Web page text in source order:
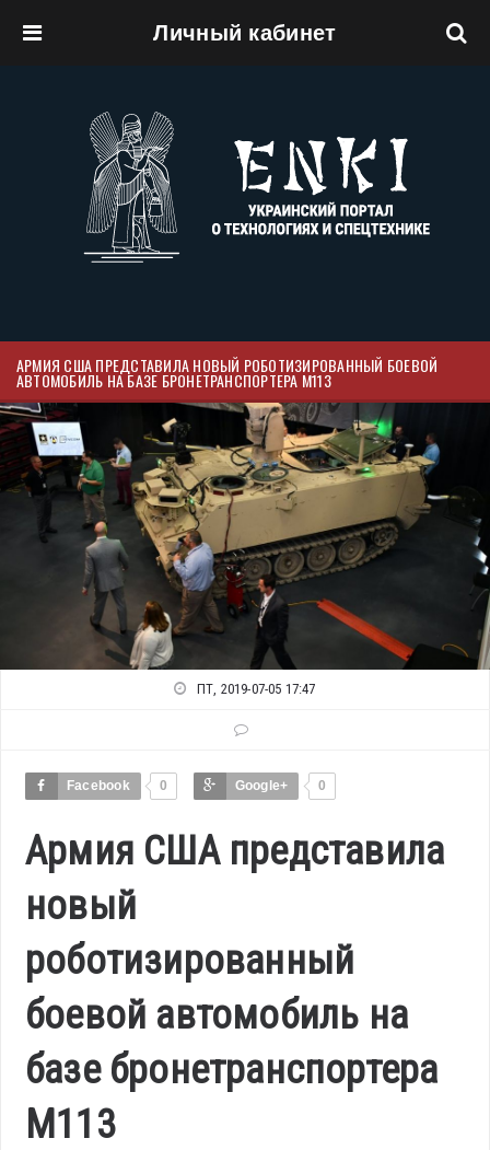
Личный кабинет
АРМИЯ США ПРЕДСТАВИЛА НОВЫЙ РОБОТИЗИРОВАННЫЙ БОЕВОЙ
АВТОМОБИЛЬ НА БАЗЕ БРОНЕТРАНСПОРТЕРА M113
ПТ, 2019-07-05 17:47
Facebook 0 Google+ 0
Армия США представила
новый
роботизированный
боевой автомобиль на
базе бронетранспортера
M113